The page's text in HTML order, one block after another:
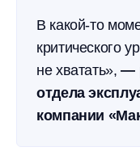
В какой-то
критического
не хватать»,—
отдела
компании